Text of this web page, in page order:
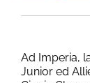
Ad Imperia,
Junior ed